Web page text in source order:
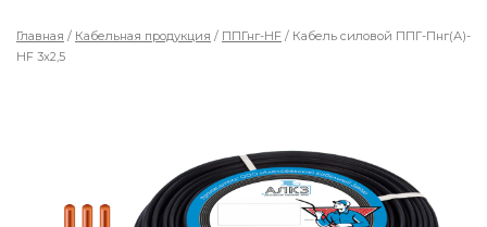
Главная / Кабельная продукция / ППГнг-HF / Кабель силовой ППГ-Пнг(А)-
HF 3х2,5